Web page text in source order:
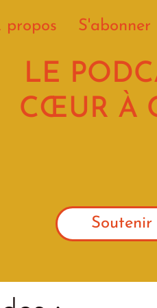
propos S'abonner
LE
CŒUR À